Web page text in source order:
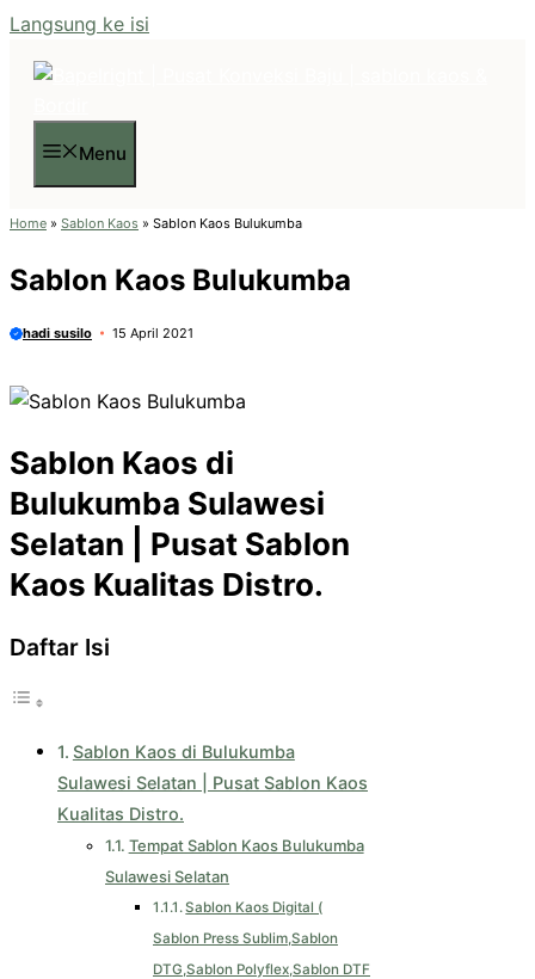
Langsung ke isi
Menu
Home » Sablon Kaos » Sablon Kaos Bulukumba
Sablon Kaos Bulukumba
hadi susilo 15 April 2021
Sablon Kaos di
Bulukumba Sulawesi
Selatan | Pusat Sablon
Kaos Kualitas Distro.
Daftar Isi
Sablon Kaos di Bulukumba
Sulawesi Selatan | Pusat Sablon Kaos
Kualitas Distro.
Tempat Sablon Kaos Bulukumba
Sulawesi Selatan
Sablon Kaos Digital (
Sablon Press Sublim,Sablon
DTG,Sablon Polyflex,Sablon DTF